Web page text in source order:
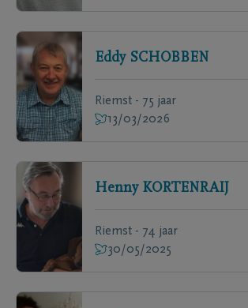
Eddy SCHOBBEN
Riemst - 75 jaar
13/03/2026
Henny KORTENRAIJ
Riemst - 74 jaar
30/05/2025